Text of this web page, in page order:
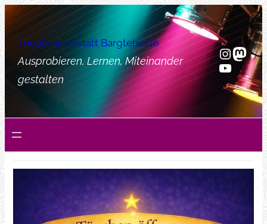
Zum
springen
Theaterwerkstatt Bargteheide
Ausprobieren, Lernen, Miteinander
gestalten